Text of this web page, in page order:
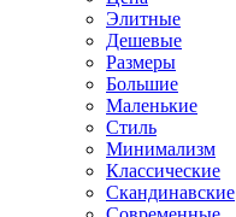
Элитные
Дешевые
Размеры
Большие
Маленькие
Стиль
Минимализм
Классические
Скандинавские